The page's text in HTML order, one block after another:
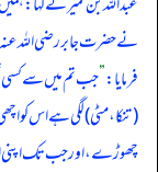
نے حضرت جابر رضی اللہ
فرمایا:”جب تم میں سے کسی
(تنکا، مٹی) لگی ہے اس کو
چھوڑے، اور جب تک اپنی